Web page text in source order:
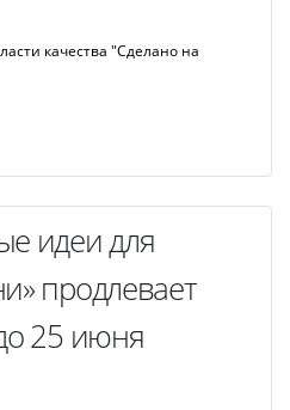
качества "Сделано на
идеи для
продлевает
25 июня